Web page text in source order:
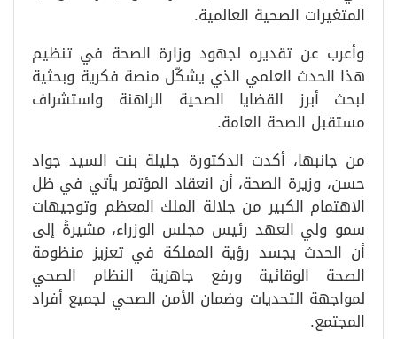
المتغيرات الصحية العالمية.
وأعرب عن تقديره لجهود وزارة الصحة في تنظيم
هذا الحدث العلمي الذي يشكّل منصة فكرية وبحثية
لبحث أبرز القضايا الصحية الراهنة واستشراف
مستقبل الصحة العامة.
من جانبها، أكدت الدكتورة جليلة بنت السيد جواد
حسن، وزيرة الصحة، أن انعقاد المؤتمر يأتي في ظل
الاهتمام الكبير من جلالة الملك المعظم وتوجيهات
سمو ولي العهد رئيس مجلس الوزراء، مشيرةً إلى
أن الحدث يجسد رؤية المملكة في تعزيز منظومة
الصحة الوقائية ورفع جاهزية النظام الصحي
لمواجهة التحديات وضمان الأمن الصحي لجميع أفراد
المجتمع.